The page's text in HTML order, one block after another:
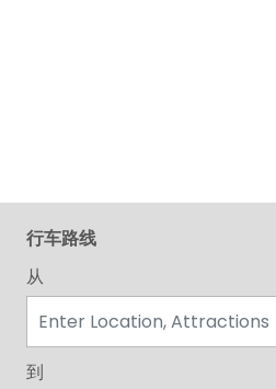
行车路线
从
到